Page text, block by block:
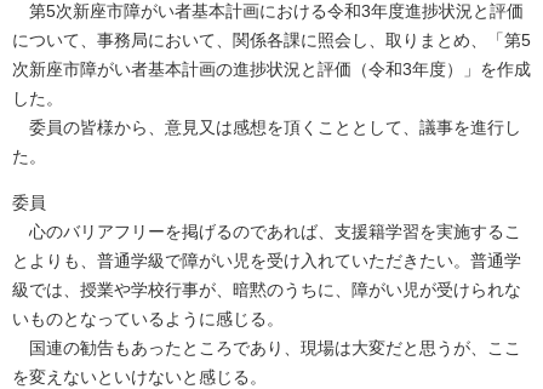
第5次新座市障がい者基本計画における令和3年度進捗状況と評価
について、事務局において、関係各課に照会し、取りまとめ、「第5
次新座市障がい者基本計画の進捗状況と評価（令和3年度）」を作成
した。
委員の皆様から、意見又は感想を頂くこととして、議事を進行し
た。
委員
心のバリアフリーを掲げるのであれば、支援籍学習を実施するこ
とよりも、普通学級で障がい児を受け入れていただきたい。普通学
級では、授業や学校行事が、暗黙のうちに、障がい児が受けられな
いものとなっているように感じる。
国連の勧告もあったところであり、現場は大変だと思うが、ここ
を変えないといけないと感じる。